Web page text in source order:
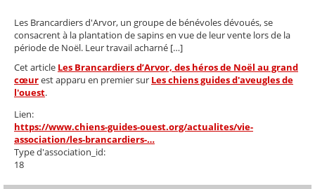
Les Brancardiers d'Arvor, un groupe de bénévoles dévoués, se
consacrent à la plantation de sapins en vue de leur vente lors de la
période de Noël. Leur travail acharné […]
Cet article Les Brancardiers d’Arvor, des héros de Noël au grand
cœurest apparu en premier sur Les chiens guides d'aveugles de
l'ouest.
Lien:
https://www.chiens-guides-ouest.org/actualites/vie-
association/les-brancardiers-…
Type d'association_id:
18